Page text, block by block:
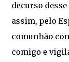
decurso
assim, pelo
comunhão
comigo e